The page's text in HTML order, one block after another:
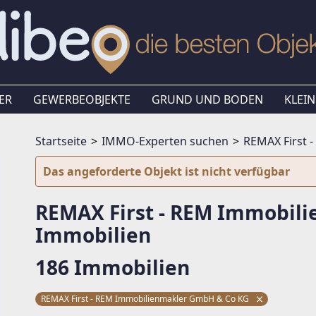
GEWERBEOBJEKTE GRUND UND BODEN
Startseite IMMO-Experten suchen
REMAX First
Das angeforderte Objekt ist nicht verfügbar
REMAX First - REM
Immobilien
186 Immobilien
REMAX First - REM Immobilienmakler GmbH & Co KG